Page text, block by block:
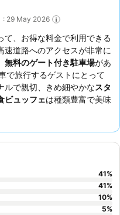
: 29 May 2026
て、お得な料金で利用できる
道路へのアクセスが非常に
無料のゲート付き駐車場があ
で旅行するゲストにとって
ルで親切、きめ細やかなスタ
ビュッフェは種類豊富で美味
と良いでしょう。
41%
41%
10%
5%